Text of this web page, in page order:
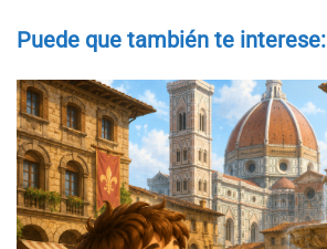
Puede que también te interese: